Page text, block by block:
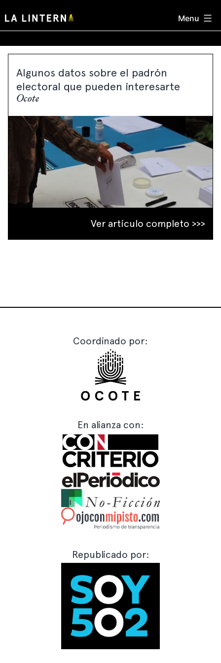
to
Menu
Algunos datos sobre el padrón
electoral que pueden interesarte
Ocote
Ver artículo completo >>>
Coordinado por:
En alianza con:
Republicado por: